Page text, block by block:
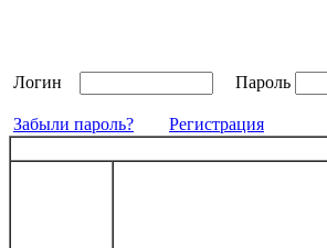
Логин Пароль
Забыли пароль? Регистрация